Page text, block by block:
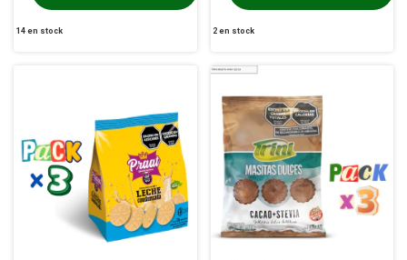
14en stock 2 en stock